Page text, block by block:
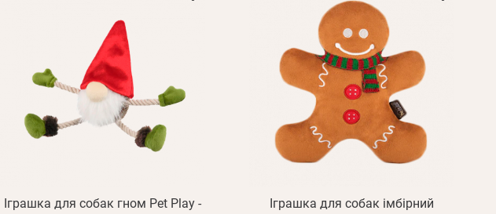
Іграшка для собак гном Pet Play -
Іграшка для собак імбірний